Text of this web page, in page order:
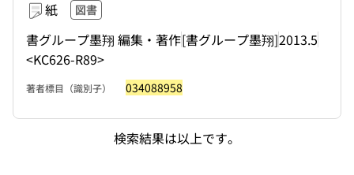
紙 図書
書グループ墨翔 編集・著作[書グループ墨翔]2013.5
<KC626-R89>
著者標目（識別子） 034088958
検索結果は以上です。